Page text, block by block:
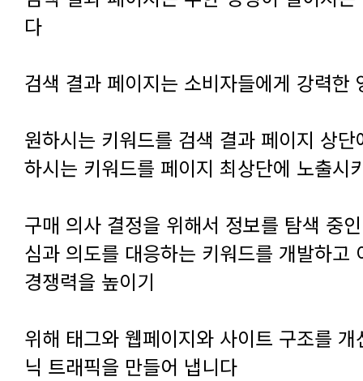
다
검색 결과 페이지는 소비자들에게 강력한
하시는 키워드를 페이지 최상단에 노출시
경쟁력을 높이기
닉 트래픽을 만들어 냅니다